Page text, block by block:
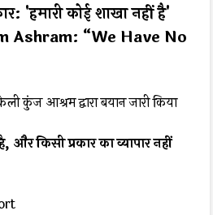
'हमारी कोई शाखा नहीं है'
Ashram: “We Have No
कुंज आश्रम द्वारा बयान जारी किया
किसी प्रकार का व्यापार नहीं